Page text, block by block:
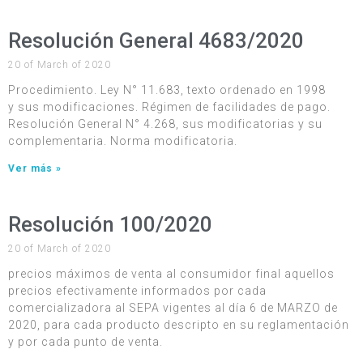
Resolución General 4683/2020
20 of March of 2020
Procedimiento. Ley N° 11.683, texto ordenado en 1998
y sus modificaciones. Régimen de facilidades de pago.
Resolución General N° 4.268, sus modificatorias y su
complementaria. Norma modificatoria.
Ver más »
Resolución 100/2020
20 of March of 2020
precios máximos de venta al consumidor final aquellos
precios efectivamente informados por cada
comercializadora al SEPA vigentes al día 6 de MARZO de
2020, para cada producto descripto en su reglamentación
y por cada punto de venta.